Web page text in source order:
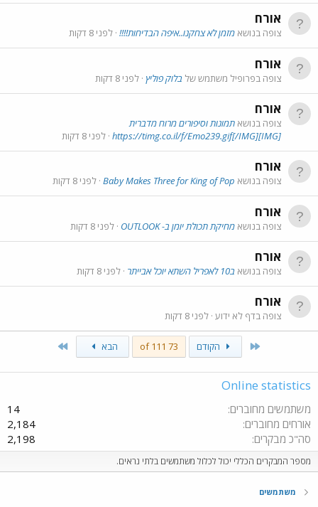
אורח
צופה בנושא מזמן לא צחקנו..איפה הבדיחות!!!! לפני 8 דקות
אורח
צופה בפרופיל משתמש של בלוק פוליץ לפני 8 דקות
אורח
צופה בנושא תמונות וסיפורים מרוח מדברית
[IMG]https://timg.co.il/f/Emo239.gif[/IMG]
לפני 8 דקות
אורח
צופה בנושא Baby Makes Three for King of Pop לפני 8 דקות
אורח
צופה בנושא מחיקת תכולת יומן ב- OUTLOOK לפני 8 דקות
אורח
צופה בנושא ב10 לאפריל השתא יוכל אבייתר לפני 8 דקות
אורח
צופה בדף לא ידוע לפני 8 דקות
הקודם 73 of 111 הבא
Online statistics
משתמשים מחוברים
14
אורחים מחוברים
2,184
סה"כ מבקרים
2,198
מספר המבקרים הכללי יכול לכלול משתמשים בלתי נראים.
משתמשים